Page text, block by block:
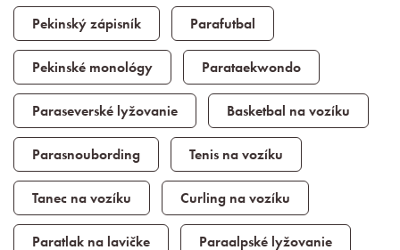
Pekinský zápisník Parafutbal
Pekinské monológy Parataekwondo
Paraseverské lyžovanie Basketbal na vozíku
Parasnoubording Tenis na vozíku
Tanec na vozíku Curling na vozíku
Paratlak na lavičke Paraalpské lyžovanie